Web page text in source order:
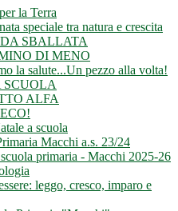
la Terra
speciale tra natura e crescita
SBALLATA
DI MENO
la salute...Un pezzo alla volta!
SCUOLA
ALFA
a scuola
Macchi a.s. 23/24
primaria - Macchi 2025-26
leggo, cresco, imparo e